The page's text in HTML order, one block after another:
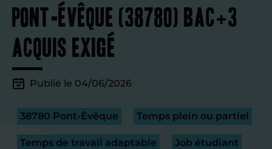
Pont-Évêque (38780) Bac+3
acquis exigé
Publié le 04/06/2026
38780 Pont-Évêque Temps plein ou partiel
Temps de travail adaptable Job étudiant